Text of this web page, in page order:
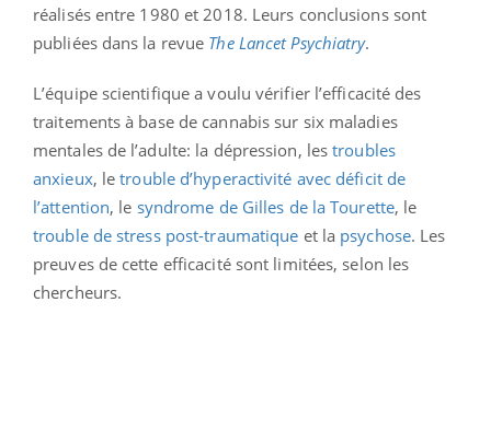
réalisés entre 1980 et 2018. Leurs conclusions sont
publiées dans la revue The Lancet Psychiatry.
L’équipe scientifique a voulu vérifier l’efficacité des
traitements à base de cannabis sur six maladies
mentales de l’adulte: la dépression, lestroubles
anxieux, letrouble d’hyperactivité avec déficit de
l’attention, le syndrome de Gilles de la Tourette, le
trouble de stress post-traumatique et la psychose. Les
preuves de cette efficacité sont limitées, selon les
chercheurs.